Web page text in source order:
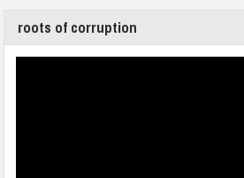
roots of corruption